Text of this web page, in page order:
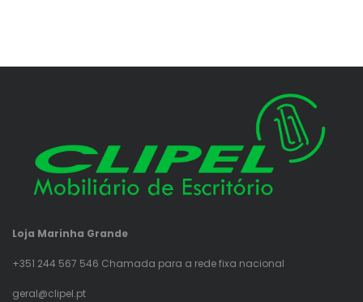
Loja Marinha Grande
+351 244 567 546 Chamada para a rede fixa nacional
geral@clipel.pt